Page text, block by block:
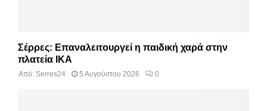
Σέρρες: Επαναλειτουργεί η παιδική χαρά στην
πλατεία ΙΚΑ
Από: Serres24 5 Αυγούστου 2026 0